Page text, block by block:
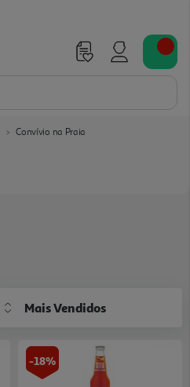
Convívio na Praia
Mais Vendidos
-18%